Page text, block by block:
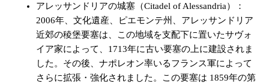
アレッサンドリアの城塞（Citadel of Alessandria）：
2006年、文化遺産、ピエモンテ州、アレッサンドリア
近郊の稜堡要塞は、この地域を支配下に置いたサヴォ
イア家によって、1713年に古い要塞の上に建設されま
した。その後、ナポレオン率いるフランス軍によって
さらに拡張・強化されました。この要塞は 1859年の第